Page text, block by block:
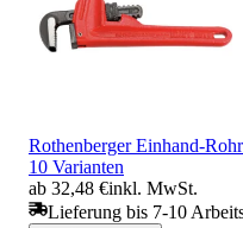
Rothenberger Einhand-
10 Varianten
ab 32,48 €inkl. MwSt.
Lieferung bis 7-10